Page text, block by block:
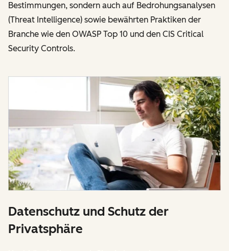
Bestimmungen, sondern auch auf Bedrohungsanalysen
(Threat Intelligence) sowie bewährten Praktiken der
Branche wie den OWASP Top 10 und den CIS Critical
Security Controls.
Datenschutz und Schutz der
Privatsphäre